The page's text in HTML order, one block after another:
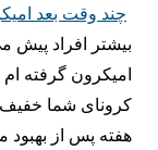
چند وقت بعد
بیشتر افراد پیش
امیکرون گرفته
کرونای شما خفیف
هفته پس از بهبود